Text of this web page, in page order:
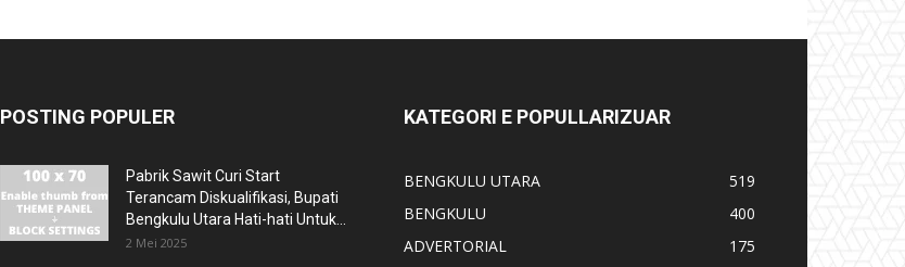
POSTING POPULER
Pabrik Sawit Curi Start
Terancam Diskualifikasi, Bupati
Bengkulu Utara Hati-hati Untuk...
2 Mei 2025
KATEGORI E POPULLARIZUAR
BENGKULU UTARA
519
BENGKULU
400
ADVERTORIAL
175